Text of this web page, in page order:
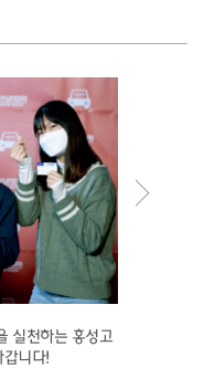
실천하는 홍성고
니다!